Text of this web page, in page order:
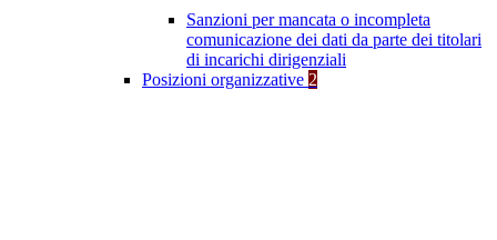
Sanzioni per mancata o incompleta
comunicazione dei dati da parte dei titolari
di incarichi dirigenziali
Posizioni organizzative 2